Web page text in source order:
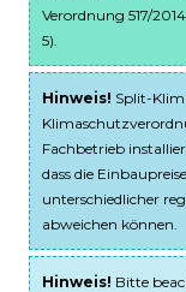
Verordnung 517/
5).
Hinweis! Split-
Fachbetrieb
dass die
unterschiedlicher
abweichen können.
Hinweis! Bitte